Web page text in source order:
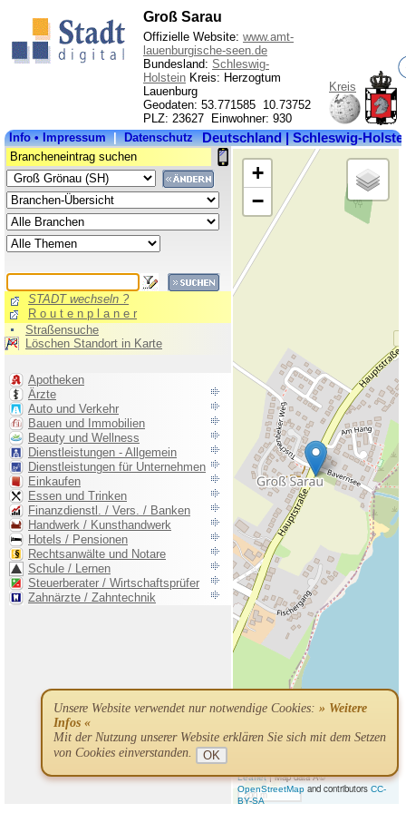
Groß Sarau
Offizielle Website: www.amt-
lauenburgische-seen.de
Bundesland: Schleswig-
Holstein Kreis: Herzogtum
Lauenburg
Geodaten: 53.771585 10.73752
PLZ: 23627 Einwohner: 930
Kreis
Unsere Website verwendet nur notwendige Cookies: » Weitere
Infos «
Mit der Nutzung unserer Website erklären Sie sich mit dem Setzen
von Cookies einverstanden.
OK